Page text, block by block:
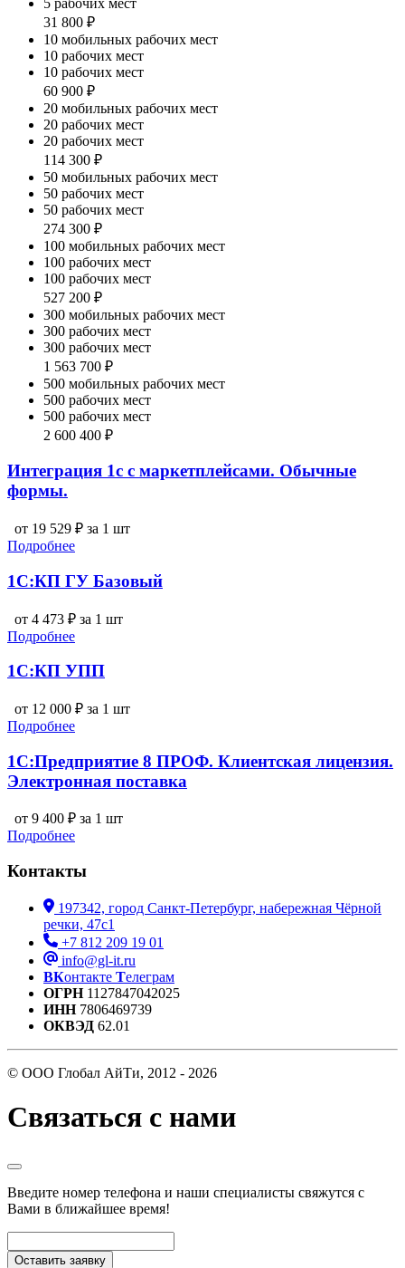
31 800 ₽
10 мобильных рабочих мест
10 рабочих мест
10 рабочих мест
60 900 ₽
20 мобильных рабочих мест
20 рабочих мест
20 рабочих мест
114 300 ₽
50 мобильных рабочих мест
50 рабочих мест
50 рабочих мест
274 300 ₽
100 мобильных рабочих мест
100 рабочих мест
100 рабочих мест
527 200 ₽
300 мобильных рабочих мест
300 рабочих мест
300 рабочих мест
1 563 700 ₽
500 мобильных рабочих мест
500 рабочих мест
500 рабочих мест
2 600 400 ₽
Интеграция 1с с маркетплейсами. Обычные
формы.
от 19 529 ₽ за 1 шт
Подробнее
1С:КП ГУ Базовый
от 4 473 ₽ за 1 шт
Подробнее
1С:КП УПП
от 12 000 ₽ за 1 шт
Подробнее
1С:Предприятие 8 ПРОФ. Клиентская лицензия.
Электронная поставка
от 9 400 ₽ за 1 шт
Подробнее
Контакты
197342, город Санкт-Петербург, набережная Чёрной
речки, 47с1
+7 812 209 19 01
info@gl-it.ru
ВКонтакте Телеграм
ОГРН1127847042025
ИНН7806469739
ОКВЭД 62.01
© ООО Глобал АйТи, 2012 - 2026
Связаться с нами
Введите номер телефона и наши специалисты свяжутся с
Вами в ближайшее время!